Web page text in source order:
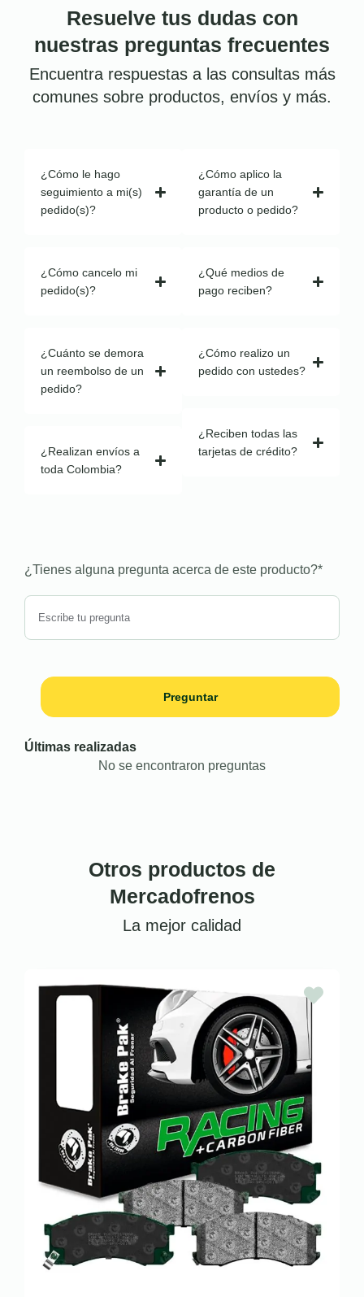
Resuelve tus dudas con
nuestras preguntas frecuentes
Encuentra respuestas a las consultas más
comunes sobre productos, envíos y más.
¿Cómo le hago
seguimiento a mi(s)
pedido(s)?
¿Cómo cancelo mi
pedido(s)?
¿Cuánto se demora
un reembolso de un
pedido?
¿Realizan envíos a
toda Colombia?
¿Cómo aplico la
garantía de un
producto o pedido?
¿Qué medios de
pago reciben?
¿Cómo realizo un
pedido con ustedes?
¿Reciben todas las
tarjetas de crédito?
¿Tienes alguna pregunta acerca de este producto?*
Preguntar
Últimas realizadas
No se encontraron preguntas
Otros productos de
Mercadofrenos
La mejor calidad